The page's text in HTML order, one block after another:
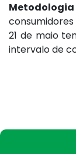
Metodologia
21 de maio
intervalo de